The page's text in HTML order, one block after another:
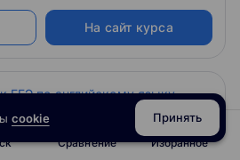
На сайт курса
Сравнение Избранное
cookie Принять